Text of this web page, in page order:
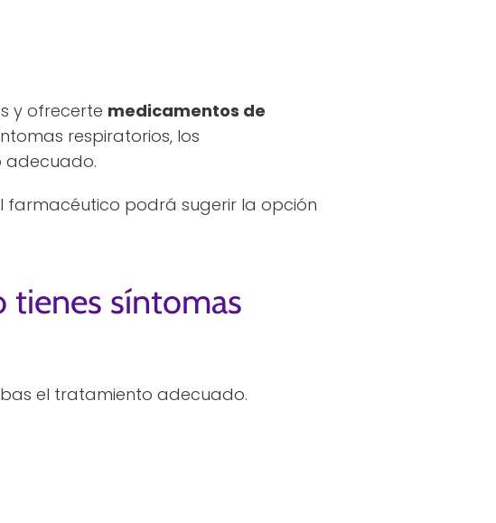
y ofrecerte medicamentos de
respiratorios, los
adecuado.
farmacéutico podrá sugerir la opción
tienes síntomas
el tratamiento adecuado.